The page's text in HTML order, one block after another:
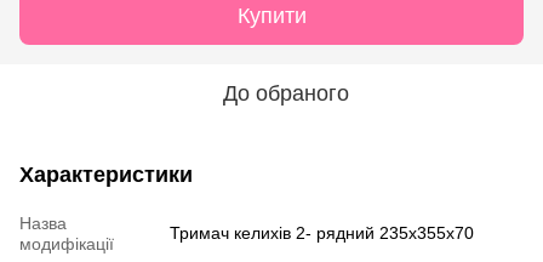
Купити
До обраного
Характеристики
Назва
модифікації
Тримач келихів 2- рядний 235х355х70